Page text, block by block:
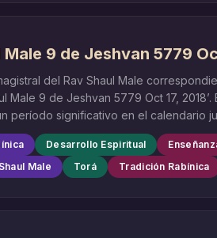
9 de Jeshvan 5779
del Rav Shaul Male
Male 9 de Jeshvan 5779 Oct 17,
período significativo en el calendario
Desarrollo Espiritual
Male Torá Tradición Rabínica